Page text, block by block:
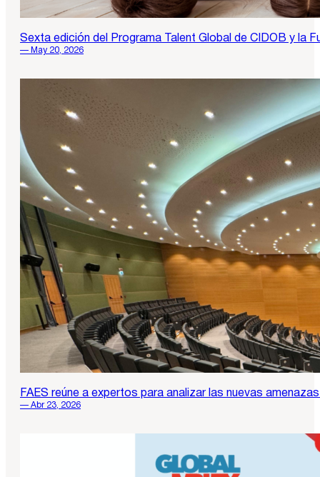
Sexta edición del Programa Talent Global de CIDOB y la
— May 20, 2026
FAES reúne a expertos para analizar las nuevas
— Abr 23, 2026